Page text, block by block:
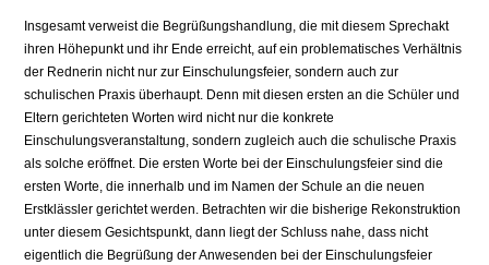
Insgesamt verweist die Begrüßungshandlung, die mit diesem Sprechakt
ihren Höhepunkt und ihr Ende erreicht, auf ein problematisches Verhältnis
der Rednerin nicht nur zur Einschulungsfeier, sondern auch zur
schulischen Praxis überhaupt. Denn mit diesen ersten an die Schüler und
Eltern gerichteten Worten wird nicht nur die konkrete
Einschulungsveranstaltung, sondern zugleich auch die schulische Praxis
als solche eröffnet. Die ersten Worte bei der Einschulungsfeier sind die
ersten Worte, die innerhalb und im Namen der Schule an die neuen
Erstklässler gerichtet werden. Betrachten wir die bisherige Rekonstruktion
unter diesem Gesichtspunkt, dann liegt der Schluss nahe, dass nicht
eigentlich die Begrüßung der Anwesenden bei der Einschulungsfeier